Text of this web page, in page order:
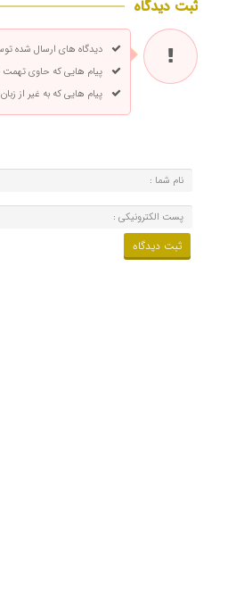
ثبت دیدگاه
دیدگاه های ارسال شده
پیام هایی که حاوی تهمت
پیام هایی که به غیر از